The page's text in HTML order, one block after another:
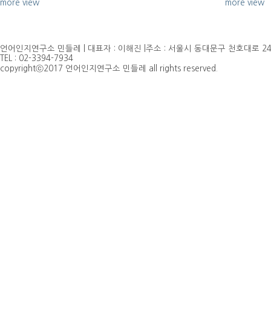
more view
more view
언어인지연구소 민들레 | 대표자 : 이해진 |주소 : 서울시 동대문구 천호대로
TEL : 02-3394-7934
copyrightⓒ2017 언어인지연구소 민들레 all rights reserved.